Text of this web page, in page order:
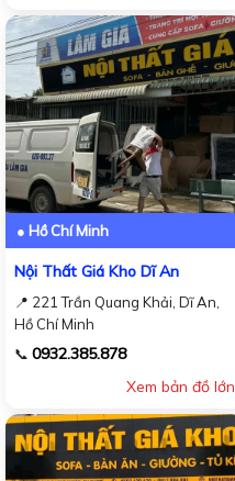
● Hồ Chí Minh
Nội Thất Giá Kho Dĩ An
📍 221 Trần Quang Khải, Dĩ An,
Hồ Chí Minh
📞 0932.385.878
Xem bản đồ lớn